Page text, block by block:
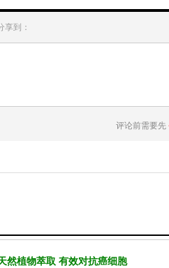
享到：
评论前需要先
然植物萃取 有效对抗癌细胞